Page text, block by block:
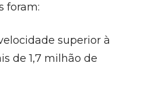
foram:
superior à
de 1,7 milhão de